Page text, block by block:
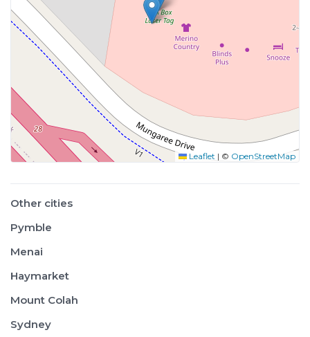
Leaflet | © OpenStreetMap
Other cities
Pymble
Menai
Haymarket
Mount Colah
Sydney